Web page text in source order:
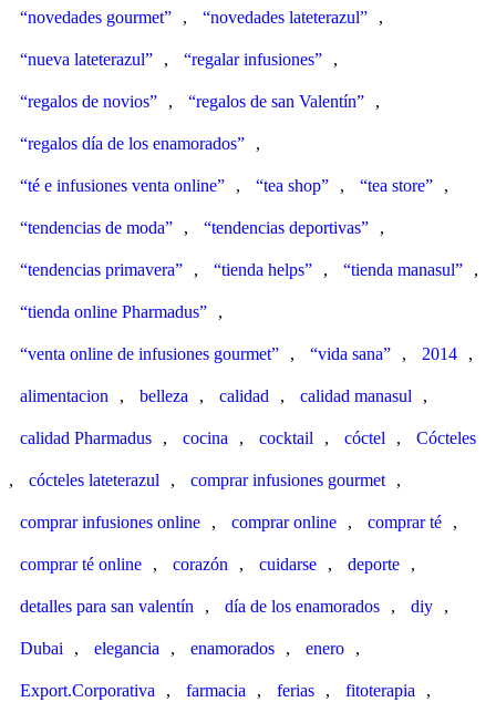
“novedades gourmet” , “novedades lateterazul” ,
“nueva lateterazul” , “regalar infusiones” ,
“regalos de novios” , “regalos de san Valentín” ,
“regalos día de los enamorados” ,
“té e infusiones venta online” , “tea shop” , “tea store” ,
“tendencias de moda” , “tendencias deportivas” ,
“tendencias primavera” , “tienda helps” , “tienda manasul” ,
“tienda online Pharmadus” ,
“venta online de infusiones gourmet” , “vida sana” , 2014 ,
alimentacion , belleza , calidad , calidad manasul ,
calidad Pharmadus , cocina , cocktail , cóctel , Cócteles
, cócteles lateterazul , comprar infusiones gourmet ,
comprar infusiones online , comprar online , comprar té ,
comprar té online , corazón , cuidarse , deporte ,
detalles para san valentín , día de los enamorados , diy ,
Dubai , elegancia , enamorados , enero ,
Export.Corporativa , farmacia , ferias , fitoterapia ,